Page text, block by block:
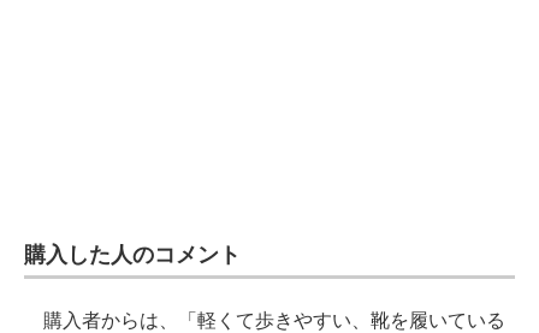
購入した人のコメント
購入者からは、「軽くて歩きやすい、靴を履いている